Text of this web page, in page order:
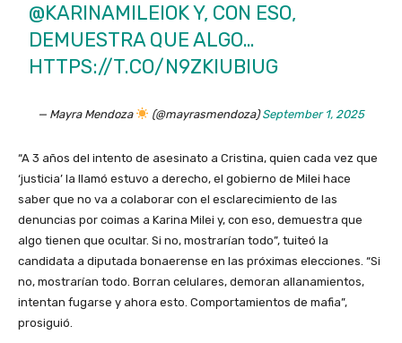
@KARINAMILEIOKY, CON ESO,
DEMUESTRA QUE ALGO…
HTTPS://T.CO/N9ZKIUBIUG
— Mayra Mendoza (@mayrasmendoza)September 1, 2025
“A 3 años del intento de asesinato a Cristina, quien cada vez que
‘justicia’ la llamó estuvo a derecho, el gobierno de Milei hace
saber que no va a colaborar con el esclarecimiento de las
denuncias por coimas a Karina Milei y, con eso, demuestra que
algo tienen que ocultar. Si no, mostrarían todo”, tuiteó la
candidata a diputada bonaerense en las próximas elecciones. “Si
no, mostrarían todo. Borran celulares, demoran allanamientos,
intentan fugarse y ahora esto. Comportamientos de mafia”,
prosiguió.